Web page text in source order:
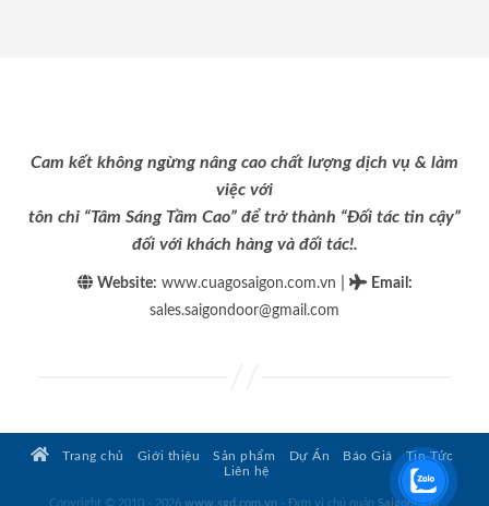
Cam kết không ngừng nâng cao chất lượng dịch vụ & làm
việc với
tôn chỉ “Tâm Sáng Tầm Cao” để trở thành “Đối tác tin cậy”
đối với khách hàng và đối tác!.
Website: www.cuagosaigon.com.vn Email :
sales.saigondoor@gmail.com
Trang chủ Giới thiệu Sản phẩm Dự Án Báo Giá
Tin Tức
Liên hệ
Copyright © 2010 - 2026 www.sgd.com.vn - Đơn vị chủ quản SaigonDoor